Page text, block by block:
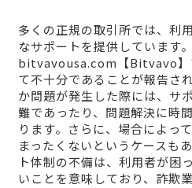
多くの正規の取引所では、利
なサポートを提供しています。
bitvavousa.com【Bitvavo】
て不十分であることが報告さ
か問題が発生した際には、サ
難であったり、問題解決に時
ります。さらに、場合によっ
まったくないというケースも
ト体制の不備は、利用者が困
いことを意味しており、詐欺